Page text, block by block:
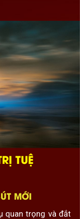
quan trọng và đắt
MỚI
TUỆ